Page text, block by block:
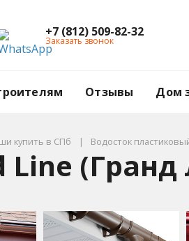
+7 (812) 509-82-32
Заказать звонок
Отзывы Дом
купить в СПб Водосток
Line